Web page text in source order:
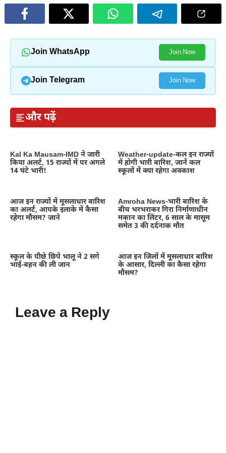
Join WhatsApp Join Now
Join Telegram Join Now
और पढ़ें
Kal Ka Mausam-IMD ने जारी
किया अलर्ट, 15 राज्यों में पर अगले
14 घंटे भारी!
Weather-update-कल इन राज्यों
में होगी भारी बारिश, जानें कल
स्कूलों में क्या रहेगा अवकाश
आज इन राज्यों में मूसलाधार बारिश
का अलर्ट, आपके इलाके में कैसा
रहेगा मौसम? जाने
Amroha News-भारी बारिश के
बीच भरभराकर गिरा निर्माणाधीन
मकान का लिंटर, 6 साल के मासूम
समेत 3 की दर्दनाक मौत
स्कूल के पीछे छिपे भालू ने 2 सगे
भाई-बहन की ली जान
आज इन जिलों में मूसलाधार बारिश
के आसार, दिल्ली का कैसा रहेगा
मौसम?
Leave a Reply